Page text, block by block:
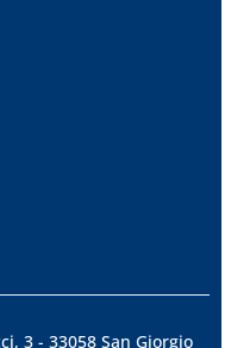
3 - 33058 San Giorgio